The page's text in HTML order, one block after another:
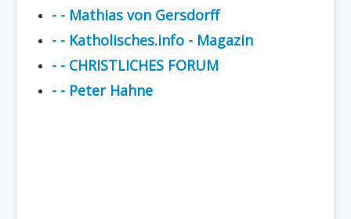
- - Mathias von Gersdorff
- - Katholisches.info - Magazin
- - CHRISTLICHES FORUM
- - Peter Hahne